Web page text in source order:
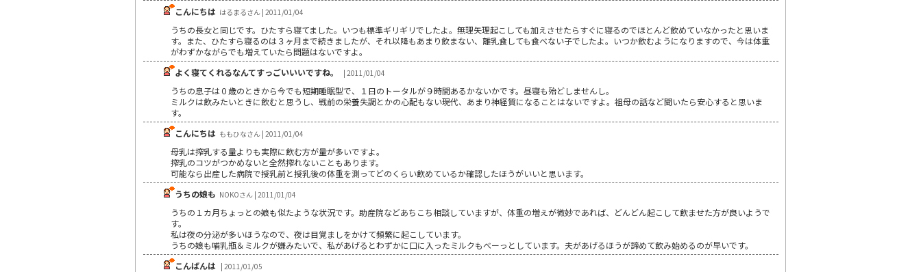
こんにちは はるまるさん | 2011/01/04
うちの長女と同じです。ひたすら寝てました。いつも標準ギリギリでしたよ。無理矢理起こしても加えさせたらすぐに寝るのでほとんど飲めていなかったと思いま
す。また、ひたすら寝るのは３ヶ月まで続きましたが、それ以降もあまり飲まない、離乳食しても食べない子でしたよ。いつか飲むようになりますので、今は体重
がわずかながらでも増えていたら問題はないですよ。
よく寝てくれるなんてすっごいいいですね。
| 2011/01/04
うちの息子は０歳のときから今でも短期睡眠型で、１日のトータルが９時間あるかないかです。昼寝も殆どしませんし。
ミルクは飲みたいときに飲むと思うし、戦前の栄養失調とかの心配もない現代、あまり神経質になることはないですよ。祖母の話など聞いたら安心すると思いま
す。
こんにちは ももひなさん | 2011/01/04
母乳は搾乳する量よりも実際に飲む方が量が多いですよ。
搾乳のコツがつかめないと全然搾れないこともあります。
可能なら出産した病院で授乳前と授乳後の体重を測ってどのくらい飲めているか確認したほうがいいと思います。
うちの娘も NOKOさん | 2011/01/04
うちの１カ月ちょっとの娘も似たような状況です。助産院などあちこち相談していますが、体重の増えが微妙であれば、どんどん起こして飲ませた方が良いようで
す。
私は夜の分泌が多いほうなので、夜は目覚ましをかけて頻繁に起こしています。
うちの娘も哺乳瓶＆ミルクが嫌みたいで、私があげるとわずかに口に入ったミルクもべーっとしています。夫があげるほうが諦めて飲み始めるのが早いです。
こんばんは | 2011/01/05